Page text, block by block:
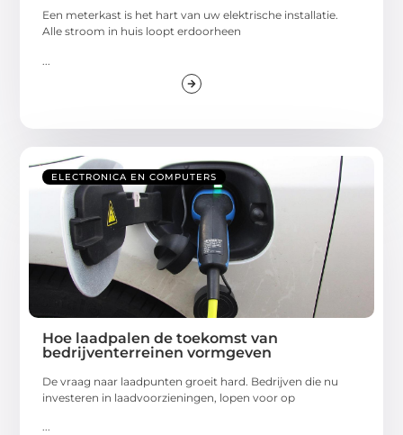
Een meterkast is het hart van uw elektrische installatie.
Alle stroom in huis loopt erdoorheen
ELECTRONICA EN COMPUTERS
Hoe laadpalen de toekomst van
bedrijventerreinen vormgeven
De vraag naar laadpunten groeit hard. Bedrijven die nu
investeren in laadvoorzieningen, lopen voor op
...